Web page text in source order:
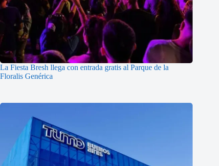
La Fiesta Bresh llega con entrada gratis al Parque de la
Floralis Genérica